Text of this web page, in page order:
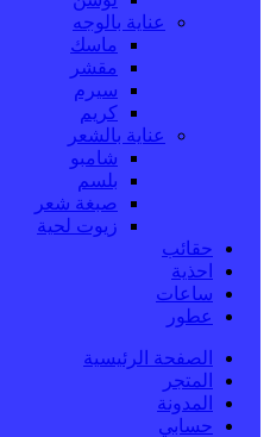
عناية بالوجه
ماسك
مقشر
سيرم
كريم
عناية بالشعر
شامبو
بلسم
صبغة شعر
زيوت لحية
حقائب
احذية
ساعات
عطور
الصفحة الرئيسية
المتجر
المدونة
حسابي